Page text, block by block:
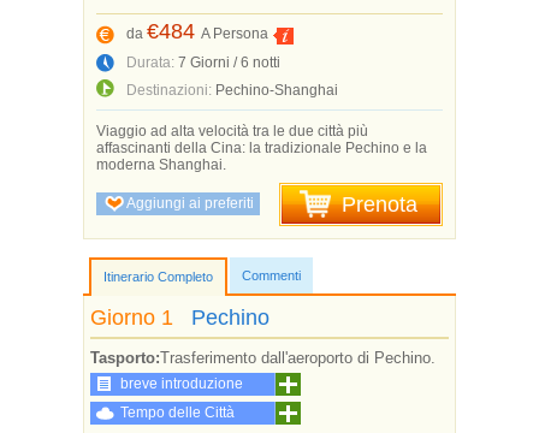
da €484 A Persona
Durata: 7 Giorni / 6 notti
Destinazioni: Pechino-Shanghai
Viaggio ad alta velocità tra le due città più
affascinanti della Cina: la tradizionale Pechino e la
moderna Shanghai.
Aggiungi ai preferiti Prenota
Itinerario Completo Commenti
Giorno 1 Pechino
Tasporto:Trasferimento dall'aeroporto di Pechino.
breve introduzione
Tempo delle Città